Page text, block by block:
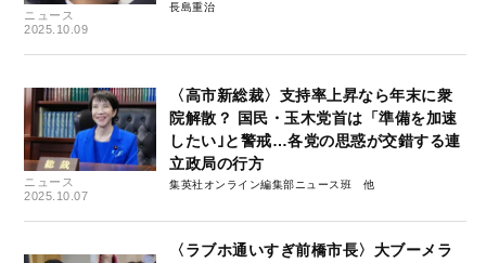
ニュース
2025.10.09
長島重治
ニュース
2025.10.07
〈高市新総裁〉支持率上昇なら年末に衆
院解散？ 国民・玉木党首は「準備を加速
したい｣と警戒…各党の思惑が交錯する連
立政局の行方
集英社オンライン編集部ニュース班
〈ラブホ通いすぎ前橋市長〉大ブーメラ